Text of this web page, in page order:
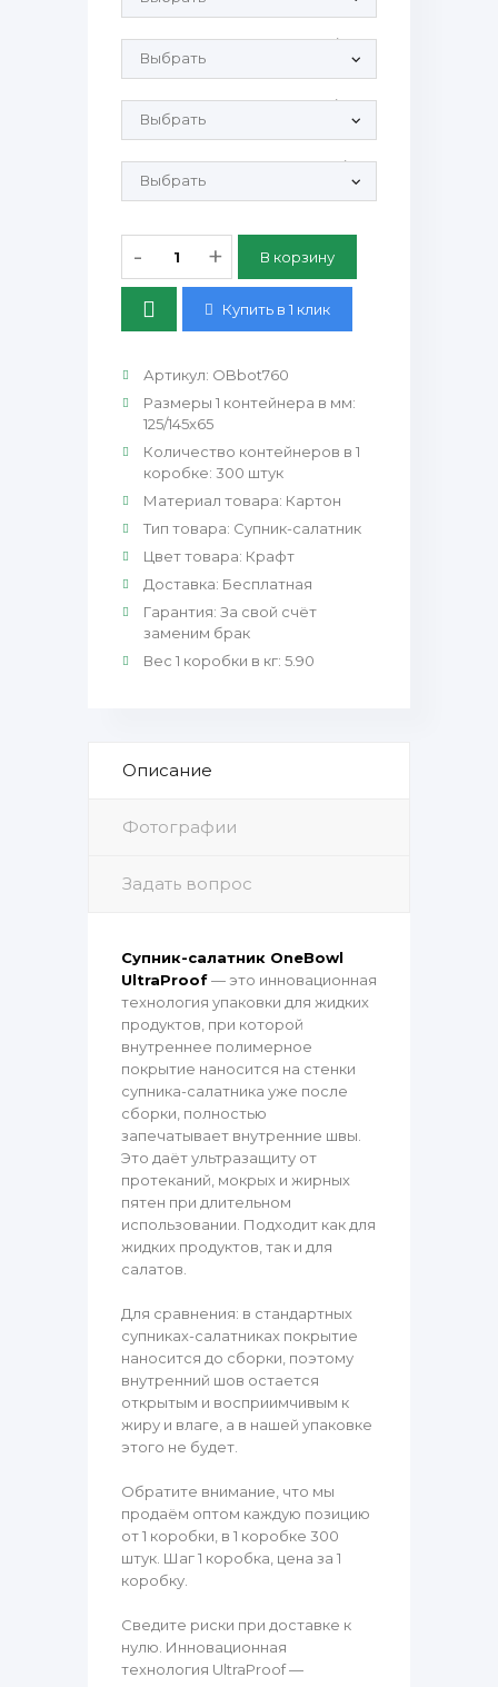
Крышка OB 760-0 ПЭТ - OBlid760/0:
Крышка OB 760-0 PP - OBlid760+/0:
Крышка OB 760-20 ПЭТ - OBlid760/20:
- +
Купить в 1 клик
Артикул: OBbot760
Размеры 1 контейнера в мм:
125/145х65
Количество контейнеров в 1
коробке: 300 штук
Материал товара: Картон
Тип товара: Супник-салатник
Цвет товара: Крафт
Доставка: Бесплатная
Гарантия: За свой счёт
заменим брак
Вес 1 коробки в кг: 5.90
Описание
Фотографии
Задать вопрос
Супник-салатник OneBowl
UltraProof— это инновационная
технология упаковки для жидких
продуктов, при которой
внутреннее полимерное
покрытие наносится на стенки
супника-салатника уже после
сборки, полностью
запечатывает внутренние швы.
Это даёт ультразащиту от
протеканий, мокрых и жирных
пятен при длительном
использовании. Подходит как для
жидких продуктов, так и для
салатов.
Для сравнения: в стандартных
супниках-салатниках покрытие
наносится до сборки, поэтому
внутренний шов остается
открытым и восприимчивым к
жиру и влаге, а в нашей упаковке
этого не будет.
Обратите внимание, что мы
продаём оптом каждую позицию
от 1 коробки, в 1 коробке 300
штук. Шаг 1 коробка, цена за 1
коробку.
Сведите риски при доставке к
нулю. Инновационная
технология UltraProof —